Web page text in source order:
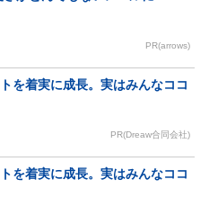
PR(arrows)
を着実に成長。実はみんなココ
PR(Dreaw合同会社)
を着実に成長。実はみんなココ